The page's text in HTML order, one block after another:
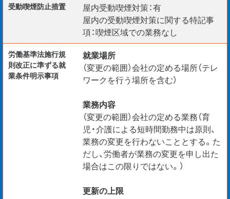
受動喫煙防⽌措置
屋内受動喫煙対策：有
屋内の受動喫煙対策に関する特記事
項：喫煙区域での業務なし
労働基準法施行規
則改正に準ずる就
業条件明示事項
就業場所
（変更の範囲）会社の定める場所（テレ
ワークを行う場所を含む）
業務内容
（変更の範囲）会社の定める業務（育
児・介護による短時間勤務中は原則、
業務の変更を行わないこととする。た
だし、労働者が業務の変更を申し出た
場合はこの限りではない。）
更新の上限